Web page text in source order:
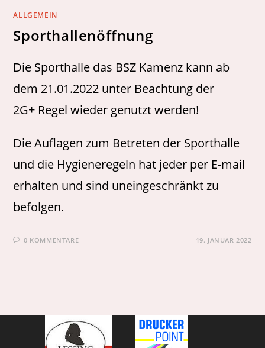
ALLGEMEIN
Sporthallenöffnung
Die Sporthalle das BSZ Kamenz kann ab
dem 21.01.2022 unter Beachtung der
2G+ Regel wieder genutzt werden!
Die Auflagen zum Betreten der Sporthalle
und die Hygieneregeln hat jeder per E-mail
erhalten und sind uneingeschränkt zu
befolgen.
0 KOMMENTARE 19. JANUAR 2022